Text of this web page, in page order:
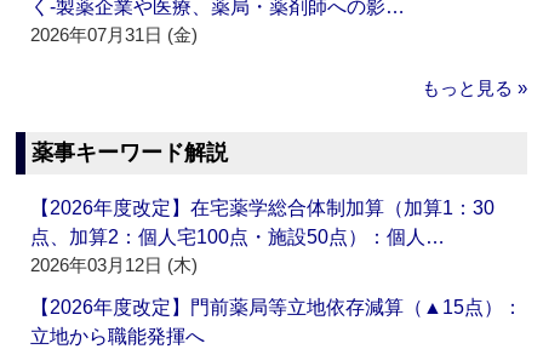
く‐製薬企業や医療、薬局・薬剤師への影…
2026年07月31日 (金)
もっと見る »
薬事キーワード解説
【2026年度改定】在宅薬学総合体制加算（加算1：30
点、加算2：個人宅100点・施設50点）：個人…
2026年03月12日 (木)
【2026年度改定】門前薬局等立地依存減算（▲15点）：
立地から職能発揮へ